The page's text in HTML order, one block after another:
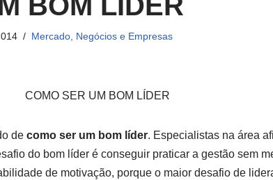
Mercado, Negócios e Empresas
de como ser um bom líder. Especialistas na área
do bom líder é conseguir praticar a gestão sem
de motivação, porque o maior desafio de